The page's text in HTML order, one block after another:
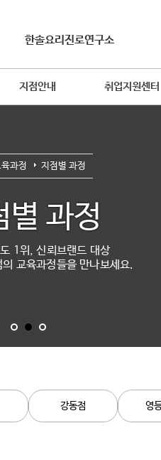
한솔요리진로연구소
지점안내 취업지원센터
과정 지점별 과정
별 과정
1위, 신뢰브랜드 대상
교육과정들을 만나보세요.
강동점 영